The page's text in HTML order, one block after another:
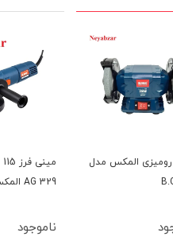
المکس مدل
AG 329 المکس
ناموجود